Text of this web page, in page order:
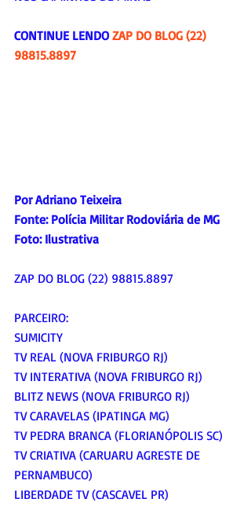
CONTINUE LENDO ZAP DO BLOG (22)
98815.8897
Por Adriano Teixeira
Fonte: Polícia Militar Rodoviária de MG
Foto: Ilustrativa
ZAP DO BLOG (22) 98815.8897
PARCEIRO:
SUMICITY
TV REAL (NOVA FRIBURGO RJ)
TV INTERATIVA (NOVA FRIBURGO RJ)
BLITZ NEWS (NOVA FRIBURGO RJ)
TV CARAVELAS (IPATINGA MG)
TV PEDRA BRANCA (FLORIANÓPOLIS SC)
TV CRIATIVA (CARUARU AGRESTE DE
PERNAMBUCO)
LIBERDADE TV (CASCAVEL PR)